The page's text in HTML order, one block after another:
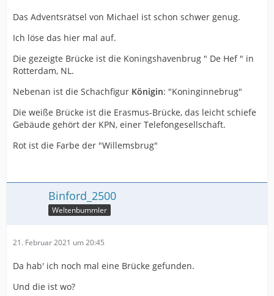
Das Adventsrätsel von Michael ist schon schwer genug.
Ich löse das hier mal auf.
Die gezeigte Brücke ist die Koningshavenbrug " De Hef " in
Rotterdam, NL.
Nebenan ist die Schachfigur Königin: "Koninginnebrug"
Die weiße Brücke ist die Erasmus-Brücke, das leicht schiefe
Gebäude gehört der KPN, einer Telefongesellschaft.
Rot ist die Farbe der "Willemsbrug"
Binford_2500
Weltenbummler
21. Februar 2021 um 20:45
Da hab' ich noch mal eine Brücke gefunden.
Und die ist wo?